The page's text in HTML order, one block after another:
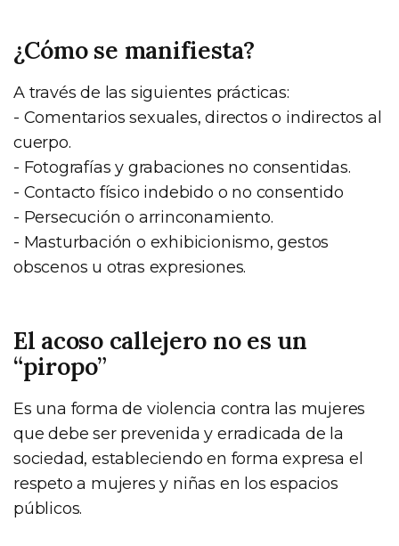
¿Cómo se manifiesta?
A través de las siguientes prácticas:
- Comentarios sexuales, directos o indirectos al
cuerpo.
- Fotografías y grabaciones no consentidas.
- Contacto físico indebido o no consentido
- Persecución o arrinconamiento.
- Masturbación o exhibicionismo, gestos
obscenos u otras expresiones.
El acoso callejero no es un
“piropo”
Es una forma de violencia contra las mujeres
que debe ser prevenida y erradicada de la
sociedad, estableciendo en forma expresa el
respeto a mujeres y niñas en los espacios
públicos.